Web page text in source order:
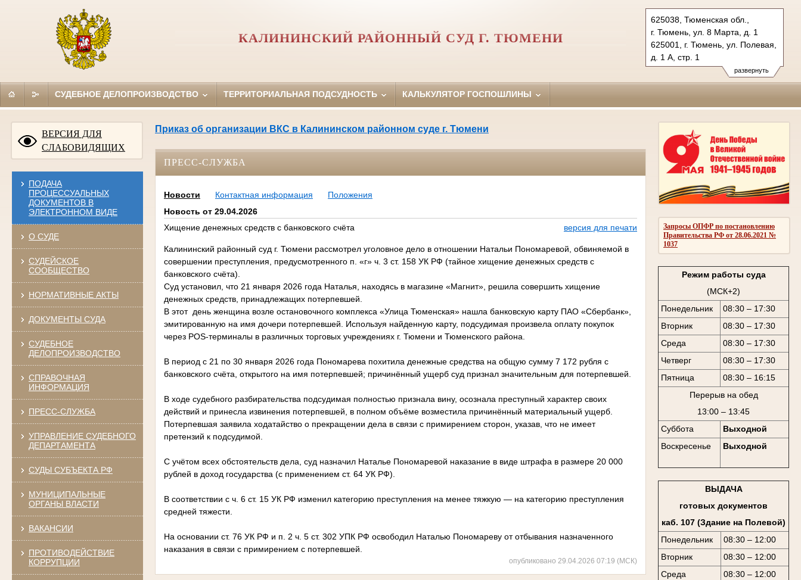
развернуть
625038, Тюменская обл.,
г. Тюмень, ул. 8 Марта, д. 1
625001, г. Тюмень, ул. Полевая,
д. 1 А, стр. 1
Тел.: (3452) 56-87-
32 (уголов.дела), 39-31-
kalininsky.tum@sudrf.ru
КАЛИНИНСКИЙ РАЙОННЫЙ СУД Г. ТЮМЕНИ
СУДЕБНОЕ ДЕЛОПРОИЗВОДСТВО ТЕРРИТОРИАЛЬНАЯ ПОДСУДНОСТЬ КАЛЬКУЛЯТОР ГОСПОШЛИНЫ
ВЕРСИЯ ДЛЯ
СЛАБОВИДЯЩИХ
ПОДАЧА
ПРОЦЕССУАЛЬНЫХ
ДОКУМЕНТОВ В
ЭЛЕКТРОННОМ ВИДЕ
О СУДЕ
СУДЕЙСКОЕ
СООБЩЕСТВО
НОРМАТИВНЫЕ АКТЫ
ДОКУМЕНТЫ СУДА
СУДЕБНОЕ
ДЕЛОПРОИЗВОДСТВО
СПРАВОЧНАЯ
ИНФОРМАЦИЯ
ПРЕСС-СЛУЖБА
УПРАВЛЕНИЕ СУДЕБНОГО
ДЕПАРТАМЕНТА
СУДЫ СУБЪЕКТА РФ
МУНИЦИПАЛЬНЫЕ
ОРГАНЫ ВЛАСТИ
ВАКАНСИИ
ПРОТИВОДЕЙСТВИЕ
КОРРУПЦИИ
Запросы ОПФР по постановлению
Правительства РФ от 28.06.2021 №
1037
Режим работы суда
(МСК+2)
Понедельник
08:30 – 17:30
Вторник
08:30 – 17:30
Среда
08:30 – 17:30
Четверг
08:30 – 17:30
Пятница
08:30 – 16:15
Перерыв на обед
13:00 – 13:45
Суббота
Выходной
Воскресенье
Выходной
ВЫДАЧА
готовых документов
каб. 107 (Здание на Полевой)
Понедельник
08:30 – 12:00
Вторник
08:30 – 12:00
Среда
08:30 – 12:00
Приказ об организации ВКС в Калининском районном суде г. Тюмени
ПРЕСС-СЛУЖБА
Новости Контактная информация
Положения
Новость от 29.04.2026
Хищение денежных средств с банковского счёта
версия для печати
Калининский районный суд г. Тюмени рассмотрел уголовное дело в отношении Натальи Пономаревой, обвиняемой в
совершении преступления, предусмотренного п. «г» ч. 3 ст. 158 УК РФ (тайное хищение денежных средств с
банковского счёта).
Суд установил, что 21 января 2026 года Наталья, находясь в магазине «Магнит», решила совершить хищение
денежных средств, принадлежащих потерпевшей.
В этот день женщина возле остановочного комплекса «Улица Тюменская» нашла банковскую карту ПАО «Сбербанк»,
эмитированную на имя дочери потерпевшей. Используя найденную карту, подсудимая произвела оплату покупок
через POS‑терминалы в различных торговых учреждениях г. Тюмени и Тюменского района.
В период с 21 по 30 января 2026 года Пономарева похитила денежные средства на общую сумму 7 172 рубля с
банковского счёта, открытого на имя потерпевшей; причинённый ущерб суд признал значительным для потерпевшей.
В ходе судебного разбирательства подсудимая полностью признала вину, осознала преступный характер своих
действий и принесла извинения потерпевшей, в полном объёме возместила причинённый материальный ущерб.
Потерпевшая заявила ходатайство о прекращении дела в связи с примирением сторон, указав, что не имеет
претензий к подсудимой.
С учётом всех обстоятельств дела, суд назначил Наталье Пономаревой наказание в виде штрафа в размере 20 000
рублей в доход государства (с применением ст. 64 УК РФ).
В соответствии с ч. 6 ст. 15 УК РФ изменил категорию преступления на менее тяжкую — на категорию преступления
средней тяжести.
На основании ст. 76 УК РФ и п. 2 ч. 5 ст. 302 УПК РФ освободил Наталью Пономареву от отбывания назначенного
наказания в связи с примирением с потерпевшей.
опубликовано 29.04.2026 07:19 (МСК)